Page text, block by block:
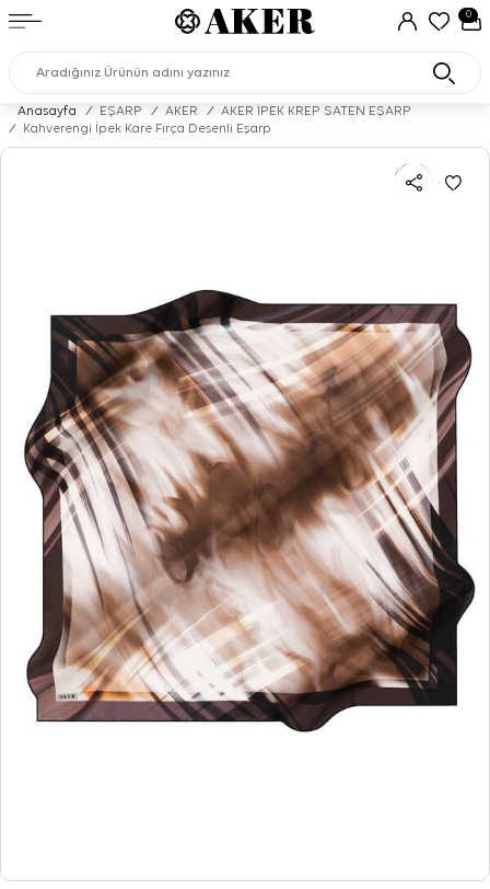
0
Anasayfa / EŞARP / AKER /
AKER İPEK KREP SATEN EŞARP
/
Kahverengi İpek Kare Fırça Desenli Eşarp